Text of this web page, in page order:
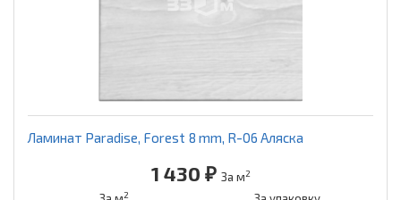
Ламинат Paradise, Forest 8 mm, R-06 Аляска
1 430 ₽ За м2
2